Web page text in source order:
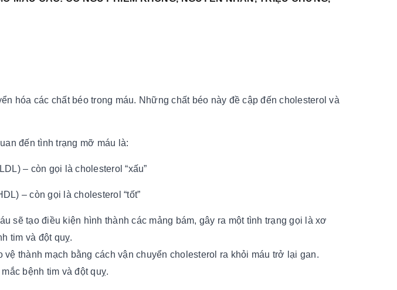
hóa các chất béo trong máu. Những chất béo này đề cập đến cholesterol và
đến tình trạng mỡ máu là:
– còn gọi là cholesterol “xấu”
– còn gọi là cholesterol “tốt”
sẽ tạo điều kiện hình thành các mảng bám, gây ra một tình trạng gọi là xơ
tim và đột quỵ.
vệ thành mạch bằng cách vận chuyển cholesterol ra khỏi máu trở lại gan.
bệnh tim và đột quỵ.